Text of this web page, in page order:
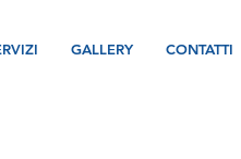
GALLERY CONTATTI